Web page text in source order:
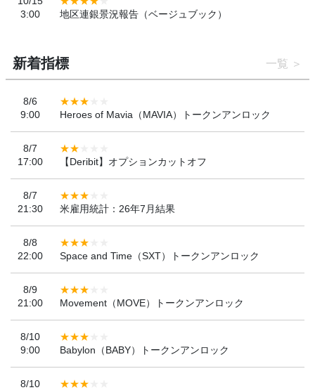
3:00
地区連銀景況報告（ベージュブック）
新着指標 一覧
8/6
9:00
Heroes of Mavia（MAVIA）トークンアンロック
8/7
17:00
【Deribit】オプションカットオフ
8/7
21:30
米雇用統計：26年7月結果
8/8
22:00
Space and Time（SXT）トークンアンロック
8/9
21:00
Movement（MOVE）トークンアンロック
8/10
9:00
Babylon（BABY）トークンアンロック
8/10